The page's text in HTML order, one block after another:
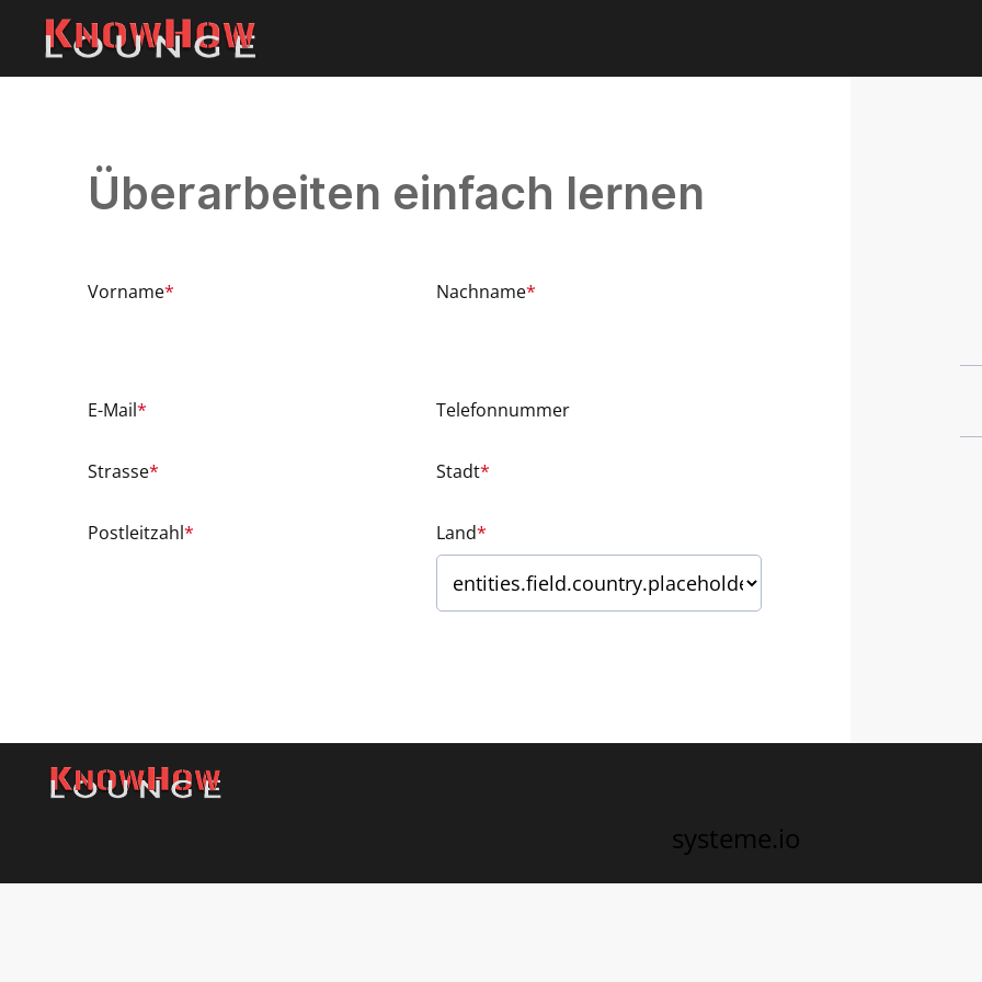
Überarbeiten einfach lernen
Vorname* Nachname*
E-Mail* Telefonnummer
Strasse* Stadt*
Postleitzahl* Land*
systeme.io